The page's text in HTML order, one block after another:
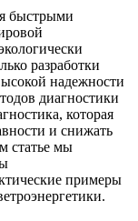
быстрыми
разработки
надежности
диагностики
которая
и снижать
статье мы
примеры